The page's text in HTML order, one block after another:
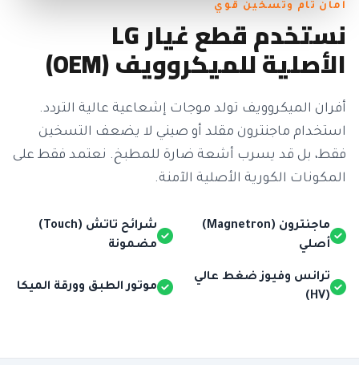
أمان تام وتسخين قوي
نستخدم قطع غيار LG
الأصلية للميكروويف (OEM)
أفران الميكروويف تولد موجات إشعاعية عالية التردد.
استخدام ماجنترون مقلد أو صيني لا يضعف التسخين
فقط، بل قد يسرب أشعة ضارة للمطبخ. نعتمد فقط على
المكونات الكورية الأصلية الآمنة.
ماجنترون (Magnetron)
أصلي
شرائح تاتش (Touch)
مضمونة
ترانس وفيوز ضغط عالي
(HV)
موتور الطبق وورقة الميكا